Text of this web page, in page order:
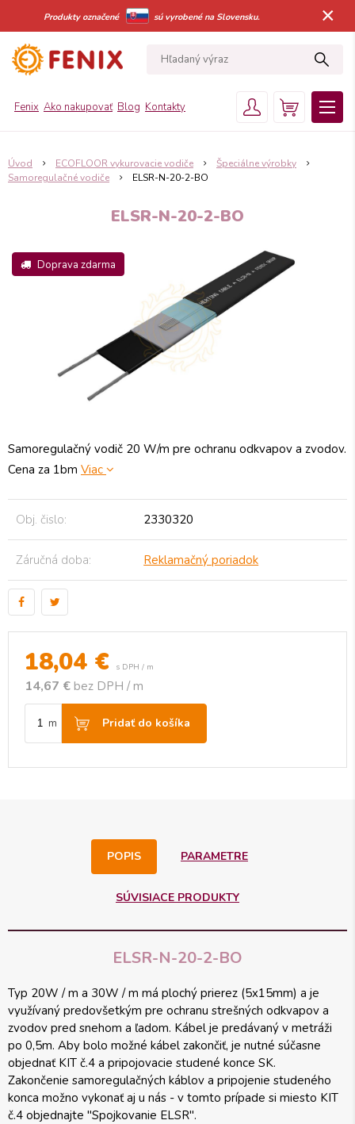
Produkty označené sú vyrobené na Slovensku. ×
Fenix Ako nakupovať Blog Kontakty
Úvod ECOFLOOR vykurovacie vodiče
Špeciálne výrobky
Samoregulačné vodiče
ELSR-N-20-2-BO
ELSR-N-20-2-BO
Doprava zdarma
18,04 € s DPH / m
14,67 € bez DPH / m
m Pridať do košíka
Samoregulačný vodič 20 W/m pre ochranu odkvapov a zvodov.
Cena za 1bm Viac
Obj. čislo: 2330320
Záručná doba: Reklamačný poriadok
POPIS PARAMETRE
SÚVISIACE PRODUKTY
ELSR-N-20-2-BO
Typ 20W / m a 30W / m má plochý prierez (5x15mm) a je
využívaný predovšetkým pre ochranu strešných odkvapov a
zvodov pred snehom a ľadom. Kábel je predávaný v metráži
po 0,5m. Aby bolo možné kábel zakončiť, je nutné súčasne
objednať KIT č.4 a pripojovacie studené konce SK.
Zakončenie samoregulačných káblov a pripojenie studeného
konca možno vykonať aj u nás - v tomto prípade si miesto KIT
č.4 objednajte "Spojkovanie ELSR".